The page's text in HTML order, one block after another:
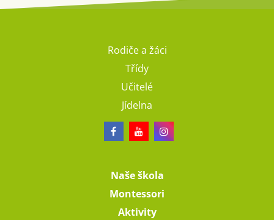
Rodiče a žáci
Třídy
Učitelé
Jídelna
Naše škola
Montessori
Aktivity